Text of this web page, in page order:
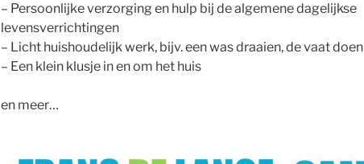
– Persoonlijke verzorging en hulp bij de algemene dagelijkse
levensverrichtingen
– Licht huishoudelijk werk, bijv. een was draaien, de vaat doen
– Een klein klusje in en om het huis
en meer…